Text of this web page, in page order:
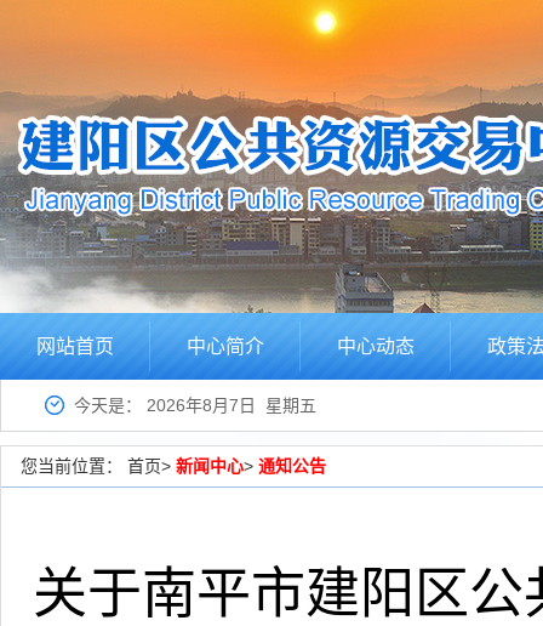
网站首页 中心简介 中心动态 政策
今天是： 2026年8月7日 星期五
您当前位置： 首页> 新闻中心> 通知公告
关于南平市建阳区